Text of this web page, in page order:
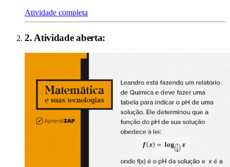
Atividade completa
2. Atividade aberta: